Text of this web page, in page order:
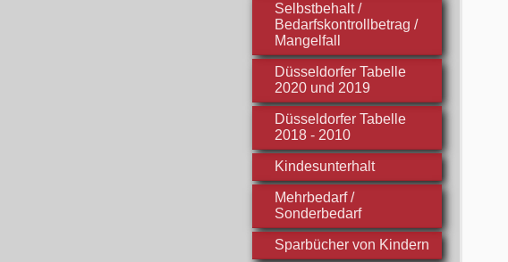
Selbstbehalt /
Bedarfskontrollbetrag /
Mangelfall
Düsseldorfer Tabelle
2020 und 2019
Düsseldorfer Tabelle
2018 - 2010
Kindesunterhalt
Mehrbedarf /
Sonderbedarf
Sparbücher von Kindern